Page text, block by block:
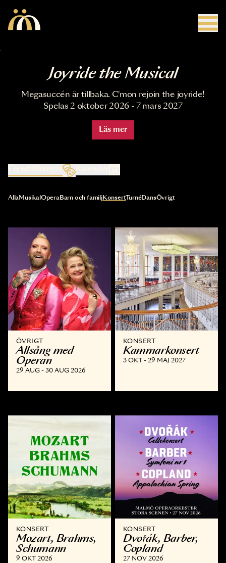
Joyride the Musical
Megasuccén är tillbaka. C'mon rejoin the joyride!
Spelas 2 oktober 2026 - 7 mars 2027
Läs mer
Kalender
Val av kategori uppdaterar innehållet automatiskt
AllaMusikal OperaBarn och familjKonsertTurnéDansÖvrigt
ÖVRIGT
Allsång med
Operan
29 AUG - 30 AUG 2026
KONSERT
Kammar­konsert
3 OKT - 29 MAJ 2027
KONSERT
Mozart, Brahms,
Schumann
9 OKT 2026
KONSERT
Dvořák, Barber,
Copland
27 NOV 2026